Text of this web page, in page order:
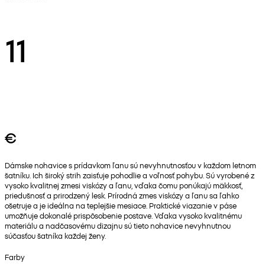
11
€
Dámske nohavice s prídavkom ľanu sú nevyhnutnosťou v každom letnom
šatníku. Ich široký strih zaisťuje pohodlie a voľnosť pohybu. Sú vyrobené z
vysoko kvalitnej zmesi viskózy a ľanu, vďaka čomu ponúkajú mäkkosť,
priedušnosť a prirodzený lesk. Prírodná zmes viskózy a ľanu sa ľahko
ošetruje a je ideálna na teplejšie mesiace. Praktické viazanie v páse
umožňuje dokonalé prispôsobenie postave. Vďaka vysoko kvalitnému
materiálu a nadčasovému dizajnu sú tieto nohavice nevyhnutnou
súčasťou šatníka každej ženy.
Farby